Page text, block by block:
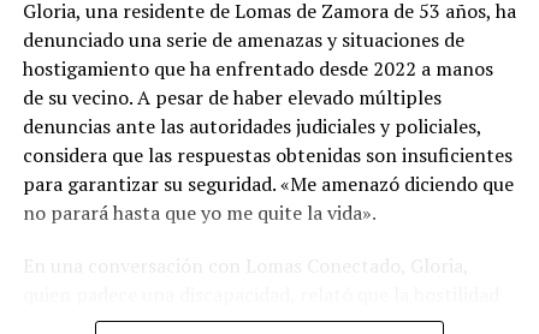
Gloria, una residente de Lomas de Zamora de 53 años, ha
denunciado una serie de amenazas y situaciones de
hostigamiento que ha enfrentado desde 2022 a manos
de su vecino. A pesar de haber elevado múltiples
denuncias ante las autoridades judiciales y policiales,
considera que las respuestas obtenidas son insuficientes
para garantizar su seguridad. «Me amenazó diciendo que
no parará hasta que yo me quite la vida».
En una conversación con Lomas Conectado, Gloria,
comenzó hace más de tres años. «En una ocasión,